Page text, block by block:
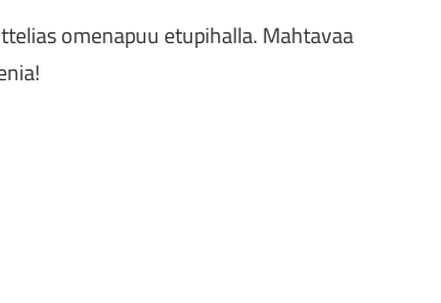
omenapuu etupihalla. Mahtavaa